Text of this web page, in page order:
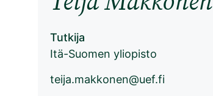
Tutkija
Itä-Suomen yliopisto
teija.makkonen@uef.fi